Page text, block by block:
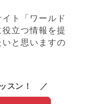
ト「ワールド
立つ情報を提
と思いますの
スン！ ／